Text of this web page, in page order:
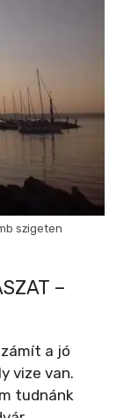
szigeten
–
a jó
vize van.
tudnánk